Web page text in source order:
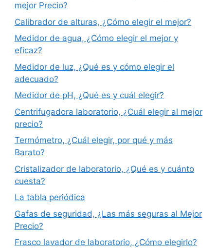
mejor Precio?
Calibrador de alturas, ¿Cómo elegir el mejor?
Medidor de agua, ¿Cómo elegir el mejor y
eficaz?
Medidor de luz, ¿Qué es y cómo elegir el
adecuado?
Medidor de pH, ¿Qué es y cuál elegir?
Centrifugadora laboratorio, ¿Cuál elegir al mejor
precio?
Termómetro, ¿Cuál elegir, por qué y más
Barato?
Cristalizador de laboratorio, ¿Qué es y cuánto
cuesta?
La tabla periódica
Gafas de seguridad, ¿Las más seguras al Mejor
Precio?
Frasco lavador de laboratorio, ¿Cómo elegirlo?